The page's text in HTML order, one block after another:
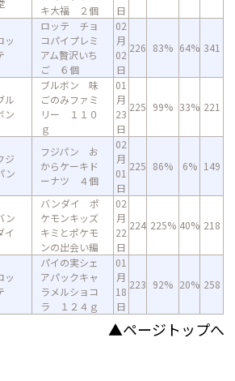
キ大福 ２個
日
ッ
ロッテ チョ
コパイプレミ
アム贅沢いち
ご ６個
02
月
02
日
226 83% 64% 341
ル
ン
ブルボン 味
ごのみファミ
リー １１０
ｇ
01
月
23
日
225 99% 33% 221
ジ
ン
フジパン お
からケーキド
ーナツ ４個
02
月
01
日
225 86% 6% 149
ン
イ
バンダイ ポ
ケモンキッズ
キミとポケモ
ンの出会い編
02
月
22
日
224 225% 40% 218
ッ
パイの実シェ
アパックキャ
ラメルショコ
ラ １２４ｇ
01
月
18
日
223 92% 20% 258
▲ページトップへ